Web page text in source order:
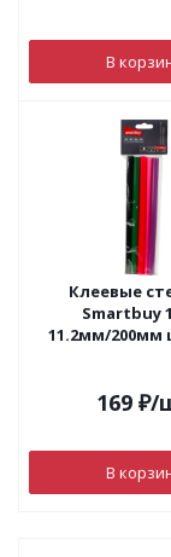
В
Клеевые
Smartbuy
11.2мм/200мм
169 ₽/
В